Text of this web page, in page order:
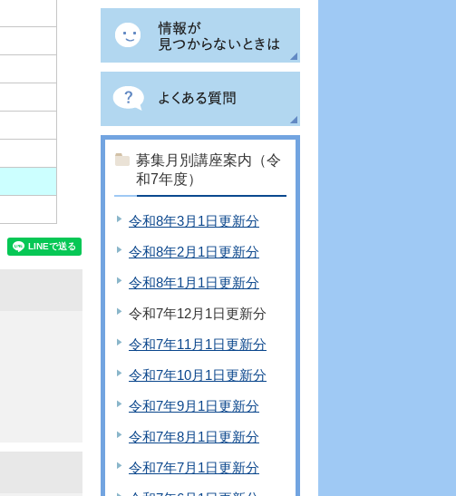
募集月別講座案内（令
和7年度）
令和8年3月1日更新分
令和8年2月1日更新分
令和8年1月1日更新分
令和7年12月1日更新分
令和7年11月1日更新分
令和7年10月1日更新分
令和7年9月1日更新分
令和7年8月1日更新分
令和7年7月1日更新分